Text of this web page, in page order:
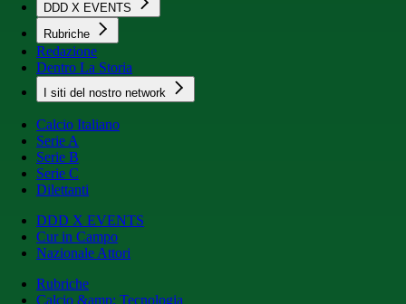
DDD X EVENTS
Rubriche
Redazione
Dentro La Storia
I siti del nostro network
Calcio Italiano
Serie A
Serie B
Serie C
Dilettanti
DDD X EVENTS
Cur in Campo
Nazionale Attori
Rubriche
Calcio &amp; Tecnologia